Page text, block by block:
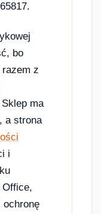
bo
razem z
ma
a strona
i
Office,
ochronę